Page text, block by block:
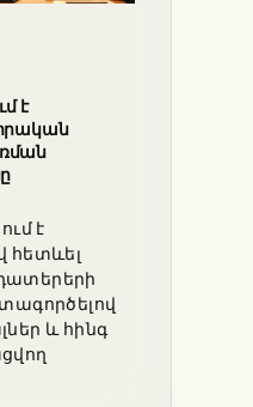
է
է
հետևել
և հինգ